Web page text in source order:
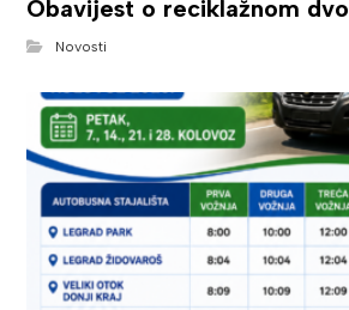
Obavijest o reciklažnom
Novosti